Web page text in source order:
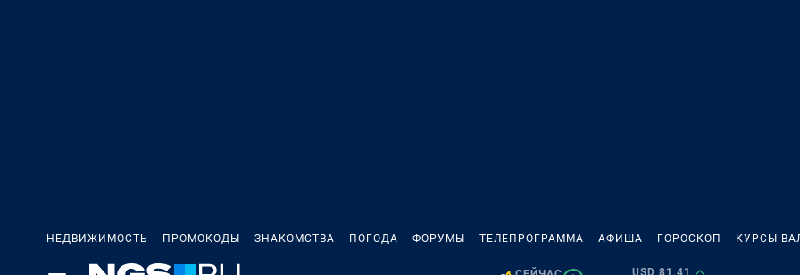
НЕДВИЖИМОСТЬ ПРОМОКОДЫ ЗНАКОМСТВА ПОГОДА ФОРУМЫ ТЕЛЕПРОГРАММА АФИША ГОРОСКОП КУРСЫ
USD 81,41